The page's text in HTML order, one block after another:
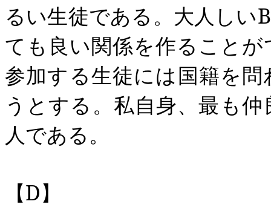
るい生徒である。大人しいB
ても良い関係を作ること
参加する生徒には国籍を
うとする。私自身、最も
人である。
【D】